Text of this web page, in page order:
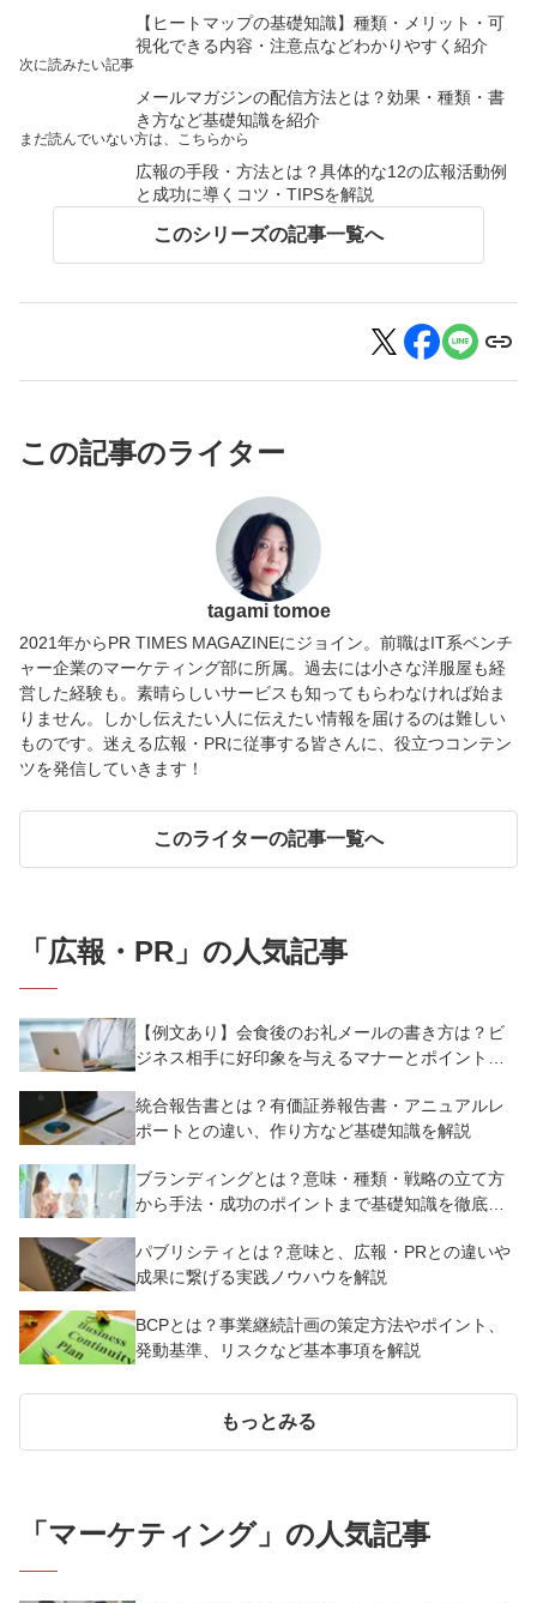
【ヒートマップの基礎知識】種類・メリット・可
視化できる内容・注意点などわかりやすく紹介
次に読みたい記事
メールマガジンの配信方法とは？効果・種類・書
き方など基礎知識を紹介
まだ読んでいない方は、こちらから
広報の手段・方法とは？具体的な12の広報活動例
と成功に導くコツ・TIPSを解説
このシリーズの記事一覧へ
この記事のライター
tagami tomoe
2021年からPR TIMES MAGAZINEにジョイン。前職はIT系ベンチ
ャー企業のマーケティング部に所属。過去には小さな洋服屋も経
営した経験も。素晴らしいサービスも知ってもらわなければ始ま
りません。しかし伝えたい人に伝えたい情報を届けるのは難しい
ものです。迷える広報・PRに従事する皆さんに、役立つコンテン
ツを発信していきます！
このライターの記事一覧へ
「 広報・PR 」の人気記事
【例文あり】会食後のお礼メールの書き方は？ビ
ジネス相手に好印象を与えるマナーとポイントを
統合報告書とは？有価証券報告書・アニュアルレ
ポートとの違い、作り方など基礎知識を解説
ブランディングとは？意味・種類・戦略の立て方
から手法・成功のポイントまで基礎知識を徹底解
パブリシティとは？意味と、広報・PRとの違いや
成果に繋げる実践ノウハウを解説
BCPとは？事業継続計画の策定方法やポイント、
発動基準、リスクなど基本事項を解説
もっとみる
「 マーケティング」の人気記事